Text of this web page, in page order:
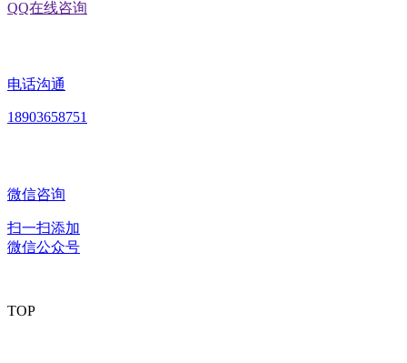
QQ在线咨询
电话沟通
18903658751
微信咨询
扫一扫添加
微信公众号
TOP